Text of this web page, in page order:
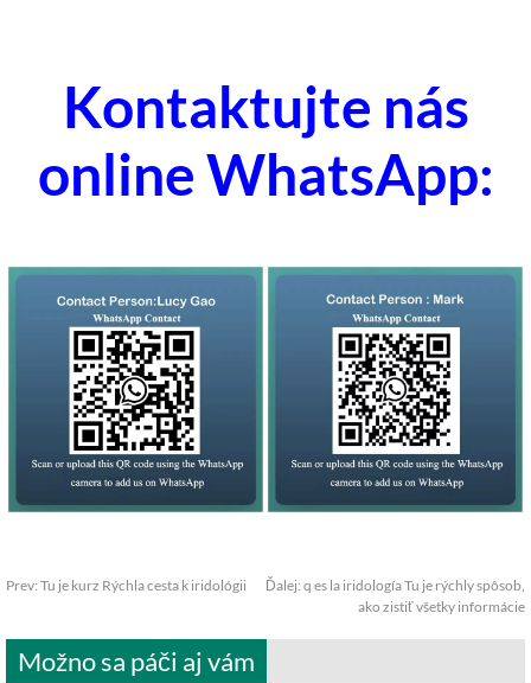
Kontaktujte nás
online WhatsApp:
Prev: Tu je kurz Rýchla cesta k iridológii Ďalej: q es la iridología Tu je rýchly spôsob,
ako zistiť všetky informácie
Možno sa páči aj vám